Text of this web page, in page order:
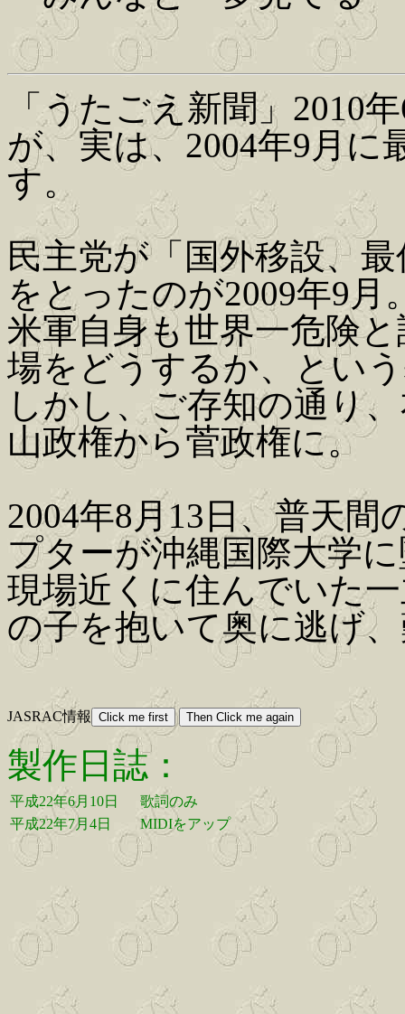
「うたごえ新聞」2010
が、実は、2004年9月に
す。
民主党が「国外移設、
をとったのが2009年9月
米軍自身も世界一危険
場をどうするか、とい
しかし、ご存知の通り
山政権から菅政権に。
2004年8月13日、普天間
プターが沖縄国際大学
現場近くに住んでいた
の子を抱いて奥に逃げ
JASRAC情報
製作日誌：
平成22年6月10日
歌詞のみ
平成22年7月4日
MIDIをアップ